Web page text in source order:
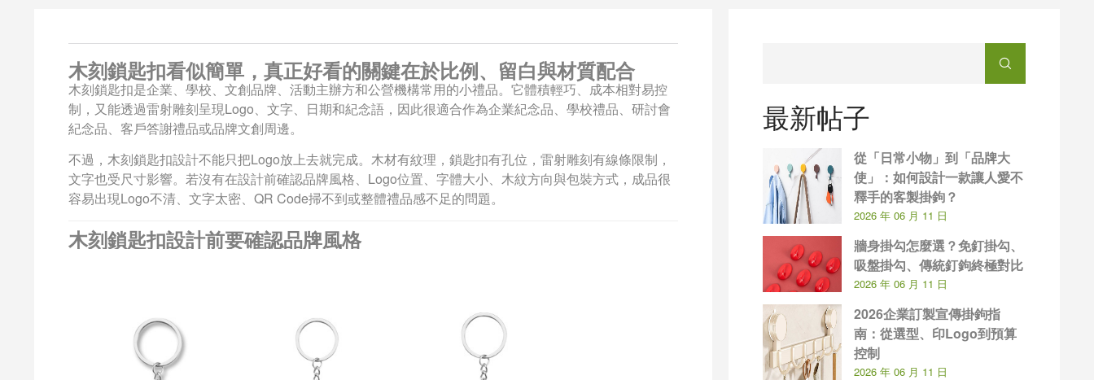
木刻鎖匙扣看似簡單，真正好看的關鍵在於比例、留白與材質配合
木刻鎖匙扣是企業、學校、文創品牌、活動主辦方和公營機構常用的小禮品。它體積輕巧、成本相對易控
制，又能透過雷射雕刻呈現Logo、文字、日期和紀念語，因此很適合作為企業紀念品、學校禮品、研討會
紀念品、客戶答謝禮品或品牌文創周邊。
不過，木刻鎖匙扣設計不能只把Logo放上去就完成。木材有紋理，鎖匙扣有孔位，雷射雕刻有線條限制，
文字也受尺寸影響。若沒有在設計前確認品牌風格、Logo位置、字體大小、木紋方向與包裝方式，成品很
容易出現Logo不清、文字太密、QR Code掃不到或整體禮品感不足的問題。
木刻鎖匙扣設計前要確認品牌風格
最新帖子
從「日常小物」到「品牌大
使」：如何設計一款讓人愛不
釋手的客製掛鉤？
2026 年 06 月 11 日
牆身掛勾怎麼選？免釘掛勾、
吸盤掛勾、傳統釘鉤終極對比
2026 年 06 月 11 日
2026企業訂製宣傳掛鉤指
南：從選型、印Logo到預算
控制
2026 年 06 月 11 日